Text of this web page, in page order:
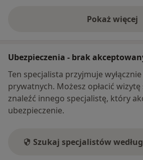
Pokaż więcej
o adresie
Ubezpieczenia - brak
Ten specjalista przyjmuje
prywatnych. Możesz opłacić
znaleźć innego specjalistę, który
ubezpieczenie.
Szukaj specjalistów